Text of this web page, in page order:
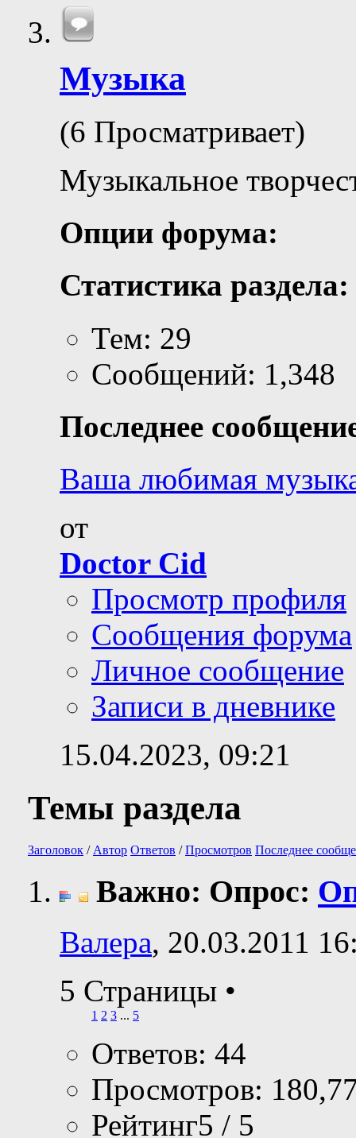
Музыка
(6 Просматривает)
Музыкальное
Опции форума:
Статистика раздела:
Тем: 29
Сообщений: 1,348
Последнее
Ваша любимая
от
Doctor Cid
Просмотр профиля
Сообщения форума
Личное сообщение
Записи в дневнике
15.04.2023, 09:21
Темы раздела
Заголовок / Автор Ответов /Просмотров Последнее
Важно: Опрос:
Валера, 20.03.2011
5 Страницы •
1 2 3 ... 5
Ответов: 44
Просмотров:
Рейтинг5 / 5